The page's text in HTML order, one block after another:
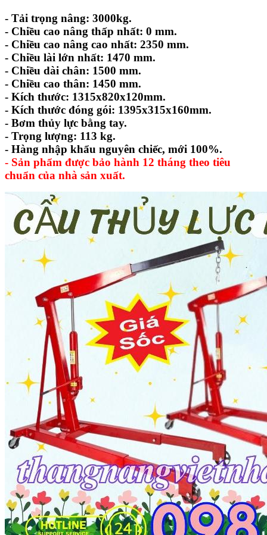
- Tải trọng nâng: 3000kg.
- Chiều cao nâng thấp nhất: 0 mm.
- Chiều cao nâng cao nhất: 2350 mm.
- Chiều lài lớn nhất: 1470 mm.
- Chiều dài chân: 1500 mm.
- Chiều cao thân: 1450 mm.
- Kích thước: 1315x820x120mm.
- Kích thước đóng gói: 1395x315x160mm.
- Bơm thủy lực bằng tay.
- Trọng lượng: 113 kg.
- Hàng nhập khẩu nguyên chiếc, mới 100%.
- Sản phẩm được bảo hành 12 tháng theo tiêu
chuẩn của nhà sản xuất.